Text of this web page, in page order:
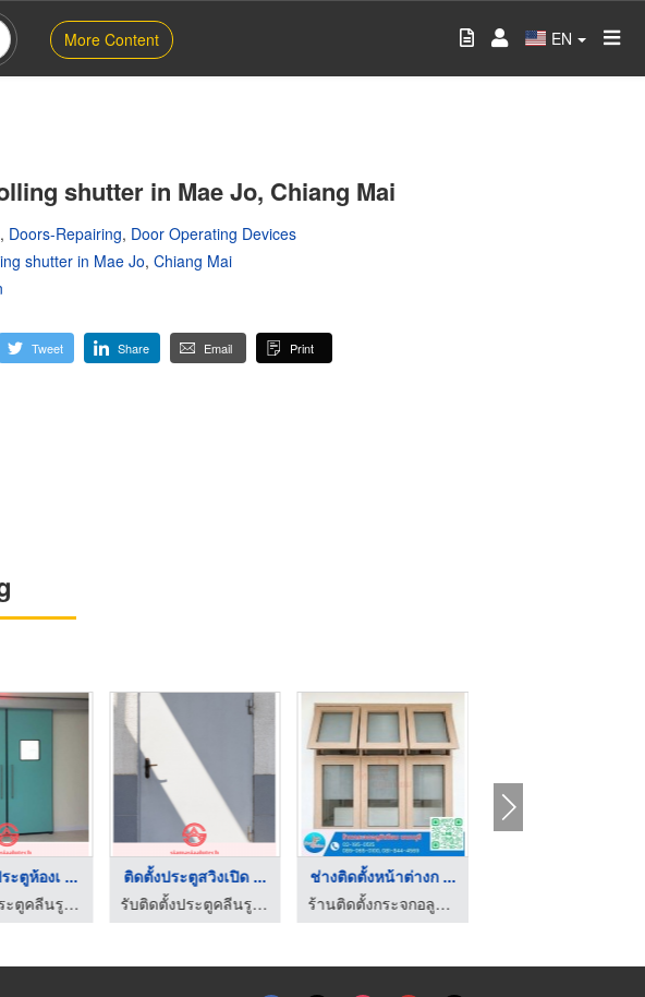
More Content EN
shutter in Mae Jo, Chiang Mai
, Doors-Repairing, Door Operating Devices
shutter in Mae Jo, Chiang Mai
Tweet Share Email Print
ะตูห้องเ ...
รับติดตั้งประตูคลีนรูมประตูหน้าต่างอลูมิเนียม สยาม เอเซีย อลูเทค
ติดตั้งประตูสวิงเปิด ...
รับติดตั้งประตูคลีนรูมประตูหน้าต่างอลูมิเนียม สยาม เอเซีย อลูเทค
ช่างติดตั้งหน้าต่างก ...
ร้านติดตั้งกระจกอลูมิเนียม นนทบุรี